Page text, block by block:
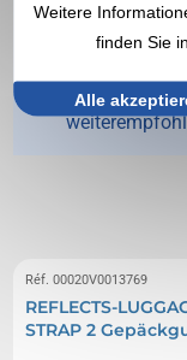
Jahren haben
mehr als
Vegea
Réf. 00020V0013769
REFLECTS-
STRAP 2
Weitere
finden Sie
Alle